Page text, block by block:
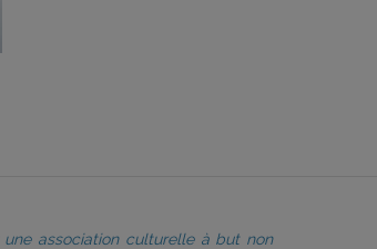
une association culturelle à but non